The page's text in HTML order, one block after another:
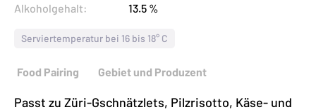
Alkoholgehalt:
13.5 %
Serviertemperatur bei 16 bis 18° C
Food Pairing Gebiet und Produzent
Passt zu Züri-Gschnätzlets, Pilzrisotto, Käse- und